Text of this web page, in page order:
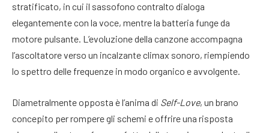
stratificato, in cui il sassofono contralto dialoga
elegantemente con la voce, mentre la batteria funge da
motore pulsante. L’evoluzione della canzone accompagna
l’ascoltatore verso un incalzante climax sonoro, riempiendo
lo spettro delle frequenze in modo organico e avvolgente.
Diametralmente opposta è l’anima di Self-Love, un brano
concepito per rompere gli schemi e offrire una risposta